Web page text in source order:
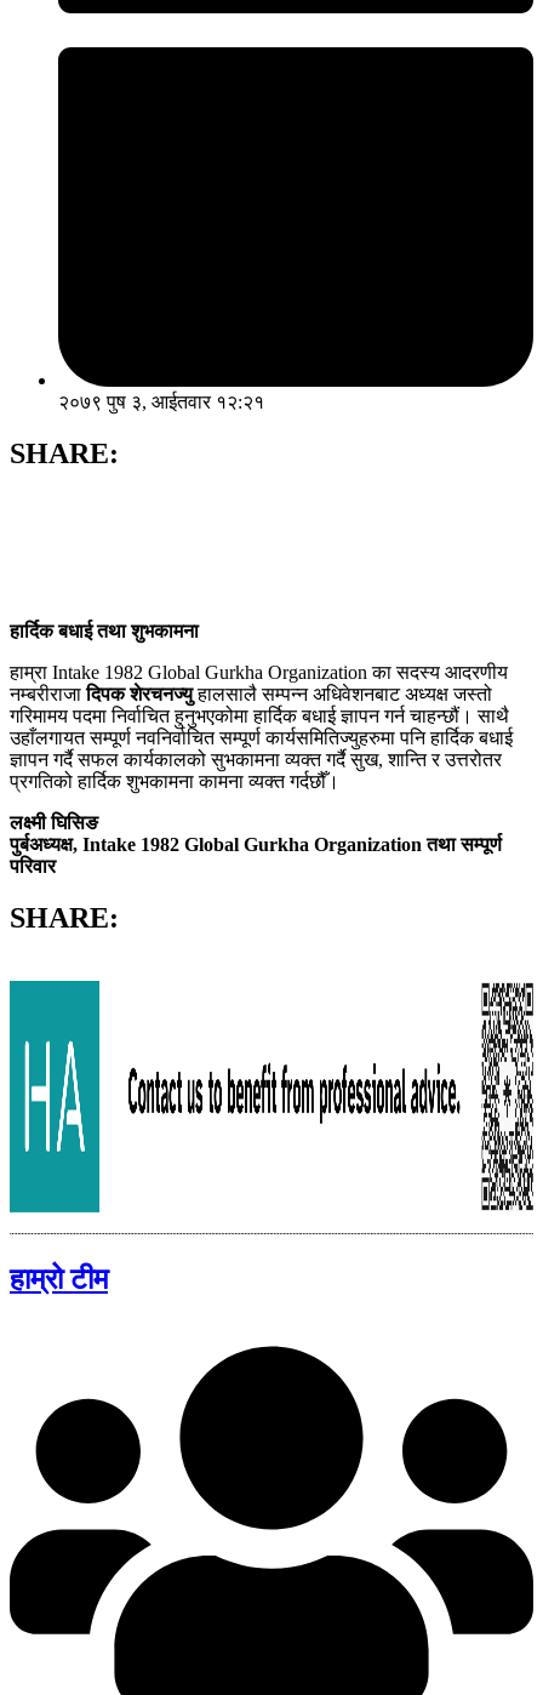
२०७९ पुष ३, आईतवार १२:२१
SHARE:
हार्दिक बधाई तथा शुभकामना
हाम्रा Intake 1982 Global Gurkha Organization का सदस्य आदरणीय
नम्बरीराजादिपक शेरचनज्युहालसालै सम्पन्न अधिवेशनबाट अध्यक्ष जस्तो
गरिमामय पदमा निर्वाचित हुनुभएकोमा हार्दिक बधाई ज्ञापन गर्न चाहन्छौं। साथै
उहाँलगायत सम्पूर्ण नवनिर्वाचित सम्पूर्ण कार्यसमितिज्युहरुमा पनि हार्दिक बधाई
ज्ञापन गर्दै सफल कार्यकालको सुभकामना व्यक्त गर्दै सुख, शान्ति र उत्तरोतर
प्रगतिको हार्दिक शुभकामना कामना व्यक्त गर्दछौँ।
लक्ष्मी घिसिङ
पुर्बअध्यक्ष, Intake 1982 Global Gurkha Organization तथा सम्पूर्ण
परिवार
SHARE:
हाम्रो टीम